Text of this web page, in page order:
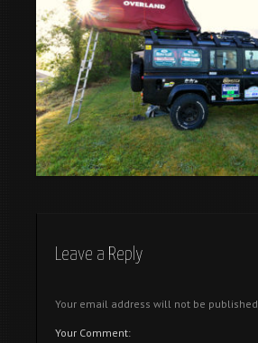
Leave a Reply
Your email address will not be published.
Your Comment: